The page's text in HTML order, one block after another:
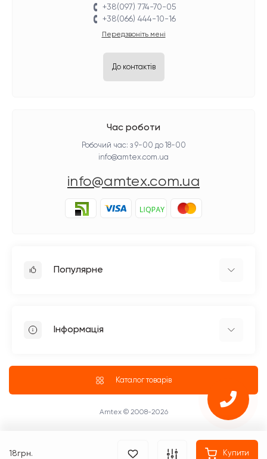
18грн. Купити
+38(097) 774-70-05
+38(066) 444-10-16
Передзвоніть мені
До контактів
Час роботи
Робочий час: з 9-00 до 18-00
info@amtex.com.ua
info@amtex.com.ua
Популярне
Швейне обладнання Jack
Чотириниткові оверлоки
Інформація
Блог
ПУБЛІЧНИЙ ДОГОВІР (ОФЕРТА)
Каталог товарів
Amtex © 2008-2026